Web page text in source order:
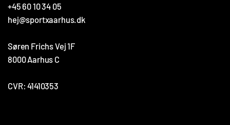
+45 60 10 34 05
hej@sportxaarhus.dk
Søren Frichs Vej 1F
8000 Aarhus C
CVR: 41410353